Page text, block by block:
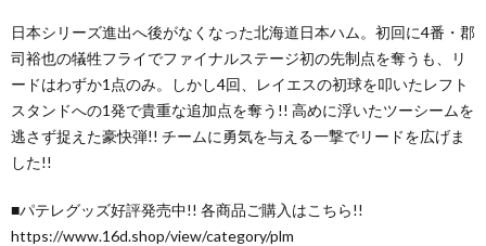
日本シリーズ進出へ後がなくなった北海道日本ハム。初回に4番・郡
司裕也の犠牲フライでファイナルステージ初の先制点を奪うも、リ
ードはわずか1点のみ。しかし4回、レイエスの初球を叩いたレフト
スタンドへの1発で貴重な追加点を奪う!! 高めに浮いたツーシームを
逃さず捉えた豪快弾!! チームに勇気を与える一撃でリードを広げま
した!!
■パテレグッズ好評発売中!! 各商品ご購入はこちら!!
https://www.16d.shop/view/category/plm